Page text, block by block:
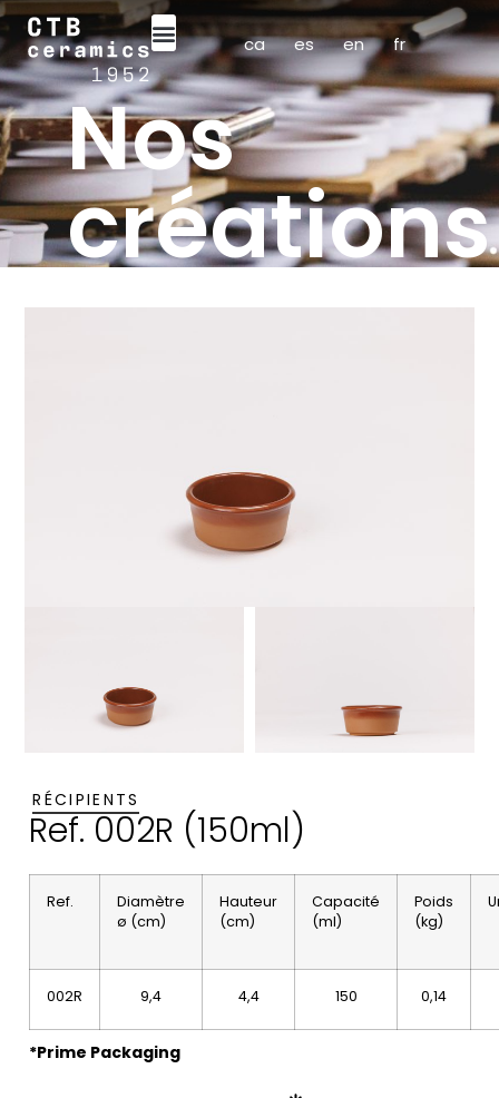
ca es en fr
Nos
créations
RÉCIPIENTS
Ref. 002R (150ml)
Ref.
Diamètre
ø (cm)
Hauteur
(cm)
Capacité
(ml)
Poids
(kg)
002R 9,4 4,4 150 0,14
*Prime Packaging